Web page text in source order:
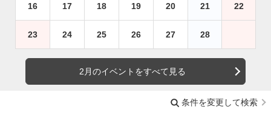
16 17 18 19 20 21 22
23 24 25 26 27 28
2月のイベントをすべて見る
条件を変更して検索